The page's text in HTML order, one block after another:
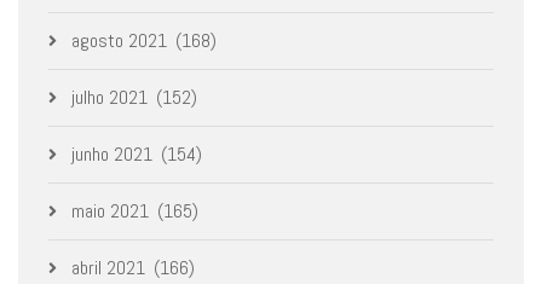
agosto 2021 (168)
julho 2021 (152)
junho 2021 (154)
maio 2021 (165)
abril 2021 (166)